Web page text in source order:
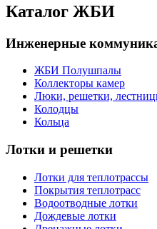
Каталог ЖБИ
Инженерные
ЖБИ Полушпалы
Коллекторы камер
Люки, решетки,
Колодцы
Кольца
Лотки и решетки
Лотки для теплотрассы
Покрытия теплотрасс
Водоотводные лотки
Дождевые лотки